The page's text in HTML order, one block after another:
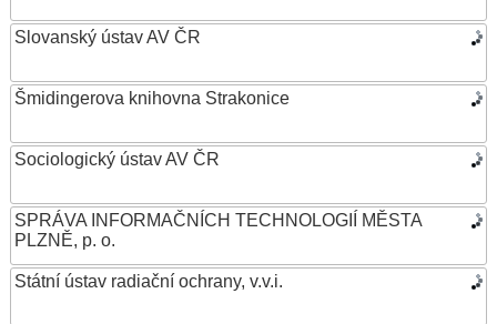
Slovanský ústav AV ČR
Šmidingerova knihovna Strakonice
Sociologický ústav AV ČR
SPRÁVA INFORMAČNÍCH TECHNOLOGIÍ MĚSTA
PLZNĚ, p. o.
Státní ústav radiační ochrany, v.v.i.